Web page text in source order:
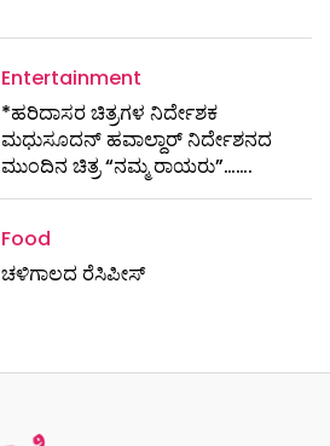
Entertainment
*ಹರಿದಾಸರ ಚಿತ್ರಗಳ ನಿರ್ದೇಶಕ
ಮಧುಸೂದನ್ ಹವಾಲ್ದಾರ್ ನಿರ್ದೇಶನದ
ಮುಂದಿನ ಚಿತ್ರ “ನಮ್ಮ ರಾಯರು”…….
Food
ಚಳಿಗಾಲದ ರೆಸಿಪೀಸ್